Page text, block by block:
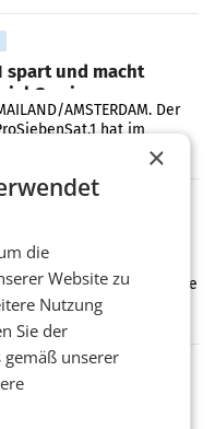
Prozent gegenüber dem
spart und macht
Gewinn
AMSTERDAM. Der
hat im
operativ
übertroffen.
am POS über
August hinweg rücken die
AG (ARA) und der
die Initiative
in allen österreichischen
zwei Filialen in
×
die
Website zu
Nutzung
Sie der
gemäß unserer